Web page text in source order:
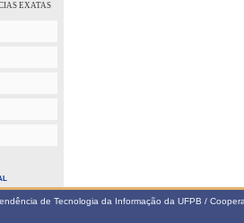
EXATAS
de Tecnologia da Informação da UFPB /